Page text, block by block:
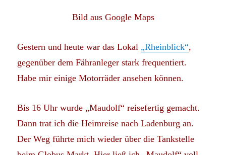
Bild aus Google Maps
Gestern und heute war das Lokal „Rheinblick“,
gegenüber dem Fähranleger stark frequentiert.
Habe mir einige Motorräder ansehen können.
Bis 16 Uhr wurde „Maudolf“ reisefertig gemacht.
Dann trat ich die Heimreise nach Ladenburg an.
Der Weg führte mich wieder über die Tankstelle